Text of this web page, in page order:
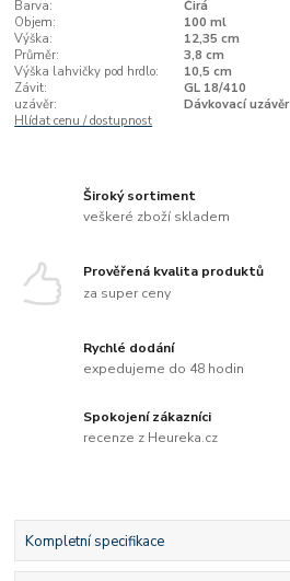
Barva:
Čirá
Objem:
100 ml
Výška:
12,35 cm
Průměr:
3,8 cm
Výška lahvičky pod hrdlo:
10,5 cm
Závit:
GL 18/410
uzávěr:
Dávkovací uzávěr
Hlídat cenu / dostupnost
Široký sortiment
veškeré zboží skladem
Prověřená kvalita produktů
za super ceny
Rychlé dodání
expedujeme do 48 hodin
Spokojení zákazníci
recenze z Heureka.cz
Kompletní specifikace